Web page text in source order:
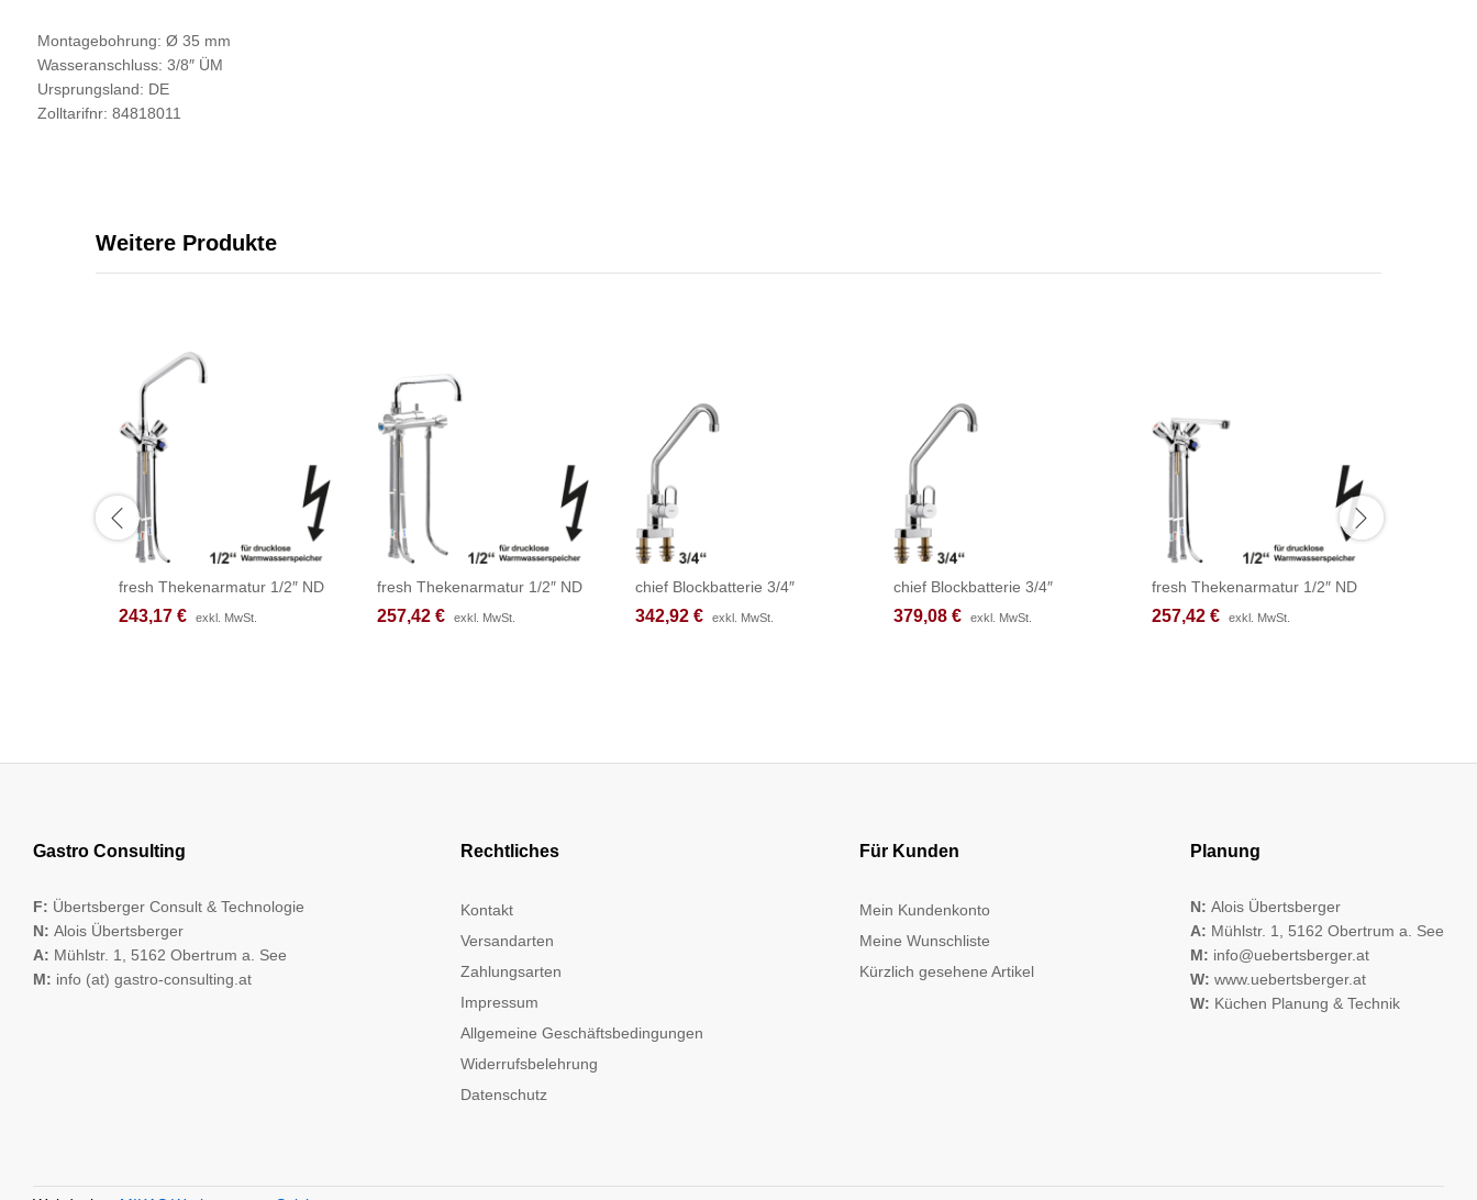
Montagebohrung: Ø 35 mm
Wasseranschluss: 3/8″ ÜM
Ursprungsland: DE
Zolltarifnr: 84818011
Weitere Produkte
fresh Thekenarmatur 1/2″ ND
243,17 € exkl. MwSt.
243,17 € exkl. MwSt.
fresh Thekenarmatur 1/2″ ND
257,42 € exkl. MwSt.
257,42 € exkl. MwSt.
chief Blockbatterie 3/4″
342,92 € exkl. MwSt.
342,92 € exkl. MwSt.
chief Blockbatterie 3/4″
379,08 € exkl. MwSt.
379,08 € exkl. MwSt.
fresh Thekenarmatur 1/2″ ND
257,42 € exkl. MwSt.
257,42 € exkl. MwSt.
Gastro Consulting
F: Übertsberger Consult & Technologie
N: Alois Übertsberger
A: Mühlstr. 1, 5162 Obertrum a. See
M: info (at) gastro-consulting.at
Rechtliches
Kontakt
Versandarten
Zahlungsarten
Impressum
Allgemeine Geschäftsbedingungen
Widerrufsbelehrung
Datenschutz
Für Kunden
Mein Kundenkonto
Meine Wunschliste
Kürzlich gesehene Artikel
Planung
N: Alois Übertsberger
A: Mühlstr. 1, 5162 Obertrum a. See
M: info@uebertsberger.at
W: www.uebertsberger.at
W: Küchen Planung & Technik